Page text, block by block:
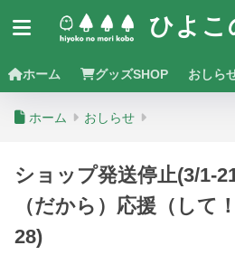
ひよこ
ホーム グッズSHOP おしら
ホーム おしらせ
ショップ発送停止(3/1-
（だから）応援（して
28)